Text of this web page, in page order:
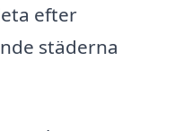
efter
städerna